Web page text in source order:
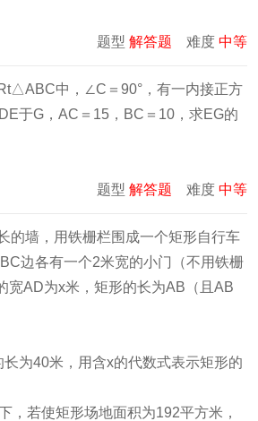
题型 解答题 难度 中等
中，∠C＝90°，有一内接正方
于G，AC＝15，BC＝10，求EG的
题型 解答题 难度 中等
的墙，用铁栅栏围成一个矩形自行车
边各有一个2米宽的小门（不用铁栅
宽AD为x米，矩形的长为AB（且AB
长为40米，用含x的代数式表示矩形的
，若使矩形场地面积为192平方米，